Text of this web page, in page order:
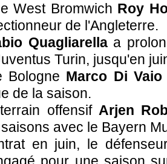
West Bromwich Roy
de l'Angleterre.
Quagliarellaa
Turin, jusqu'en
Bologne Marco Di Vaio
de la saison.
offensif Arjen
avec le Bayern
en juin, le